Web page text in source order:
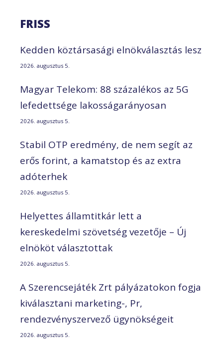
FRISS
Kedden köztársasági elnökválasztás lesz
2026. augusztus 5.
Magyar Telekom: 88 százalékos az 5G
lefedettsége lakosságarányosan
2026. augusztus 5.
Stabil OTP eredmény, de nem segít az
erős forint, a kamatstop és az extra
adóterhek
2026. augusztus 5.
Helyettes államtitkár lett a
kereskedelmi szövetség vezetője – Új
elnököt választottak
2026. augusztus 5.
A Szerencsejáték Zrt pályázatokon fogja
kiválasztani marketing-, Pr,
rendezvényszervező ügynökségeit
2026. augusztus 5.